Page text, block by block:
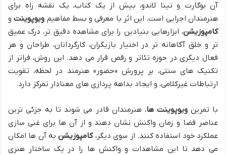
آن بوگارت و تینا لاندو، بیش از یک کتاب، یک نقشه راه برای
هنرمندان اجرایی است. این اثر با معرفی و بسط مفاهیم ویوپوینتو
کامپوزیشن، ابزارهایی بنیادین را برای مشاهده دقیق تر، درک عمیق
تر و خلق آگاهانه تر در اختیار بازیگران، کارگردانان، طراحان و هر
فعال دیگری در حوزه تئاتر و رقص قرار می دهد. این روش، فراتر از
تکنیک های سنتی، بر پرورش «حضور» هنرمند در لحظه، تقویت
ارتباطات غیرکلامی، و ایجاد بداهه پردازی های معنادار تمرکز دارد.
با تمرینویوپوینت ها، هنرمندان قادر می شوند تا به جزئی ترین
عناصر فضا و زمان واکنش نشان دهند و از آن ها برای غنی سازی
عملکرد خود استفاده کنند. از سوی دیگر،کامپوزیشنبه آن ها امکان
می دهد تا این مشاهدات و واکنش ها را در یک ساختار هنری